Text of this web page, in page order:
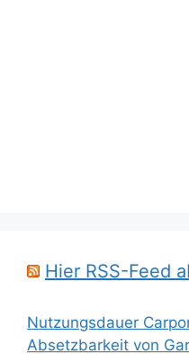
Hier RSS-Feed
Nutzungsdauer
Absetzbarkeit von